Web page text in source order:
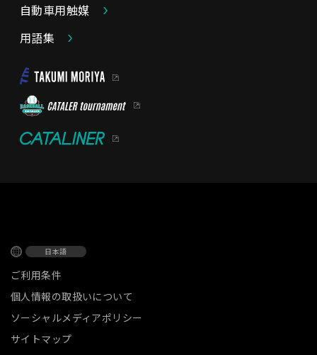
自動車用触媒
用語集
日本語
ご利用条件
個人情報の取扱いについて
ソーシャルメディアポリシー
サイトマップ